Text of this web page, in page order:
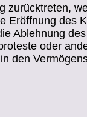
zurücktreten,
Eröffnung des
Ablehnung
oder
den